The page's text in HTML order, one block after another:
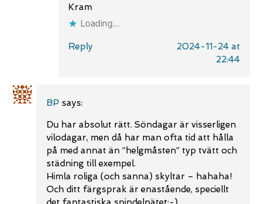
Kram
Loading...
Reply
2024-11-24 at
22:44
BP says:
Du har absolut rätt. Söndagar är visserligen
vilodagar, men då har man ofta tid att hålla
på med annat än “helgmåsten” typ tvätt och
städning till exempel.
Himla roliga (och sanna) skyltar – hahaha!
Och ditt färgsprak är enastående, speciellt